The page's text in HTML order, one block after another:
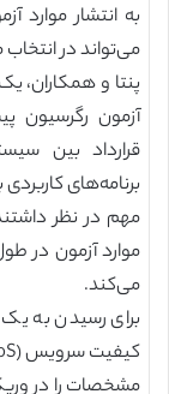
می‌تواند در
قرارداد بین
برنامه‌های
مهم در نظر
موارد آزمون در
می‌کند.
برای رسیدن به
مشخصات را در